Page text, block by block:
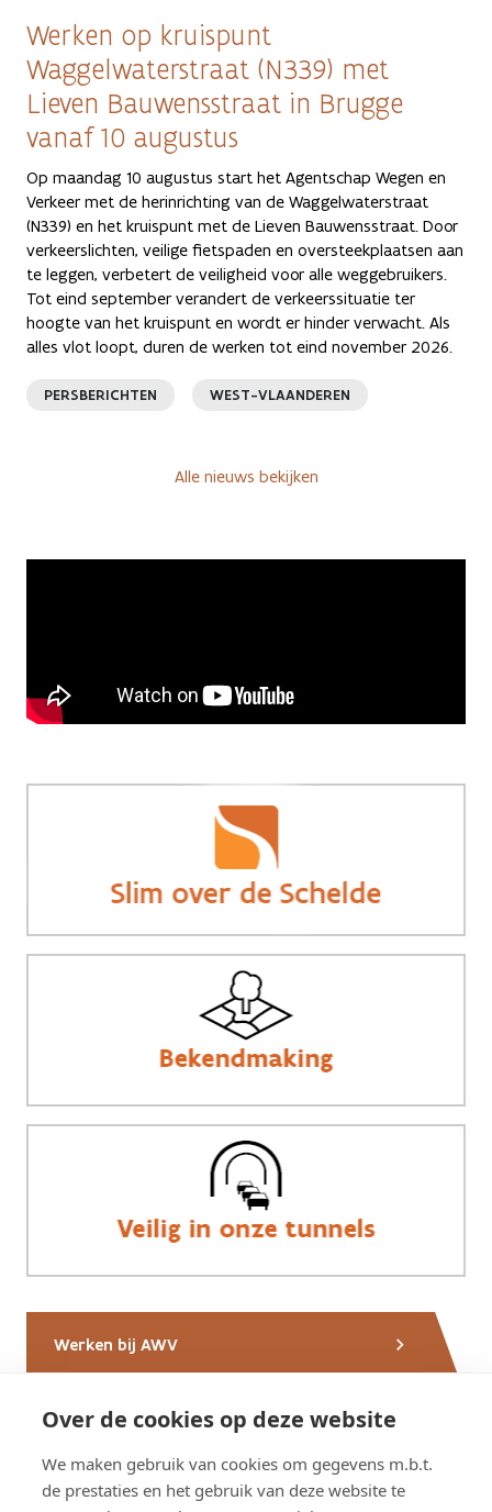
Over de cookies op deze website
We maken gebruik van cookies om gegevens m.b.t.
de prestaties en het gebruik van deze website te
Werken op kruispunt
Waggelwaterstraat (N339) met
Lieven Bauwensstraat in Brugge
vanaf 10 augustus
Op maandag 10 augustus start het Agentschap Wegen en
Verkeer met de herinrichting van de Waggelwaterstraat
(N339) en het kruispunt met de Lieven Bauwensstraat. Door
verkeerslichten, veilige fietspaden en oversteekplaatsen aan
te leggen, verbetert de veiligheid voor alle weggebruikers.
Tot eind september verandert de verkeerssituatie ter
hoogte van het kruispunt en wordt er hinder verwacht. Als
alles vlot loopt, duren de werken tot eind november 2026.
PERSBERICHTEN WEST-VLAANDEREN
Alle nieuws bekijken
Werken bij AWV